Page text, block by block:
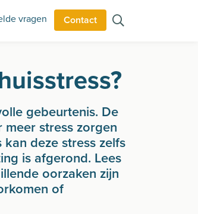
vragen Contact
gebeurtenis. De
stress zorgen
deze stress zelfs
is afgerond. Lees
oorzaken zijn
of